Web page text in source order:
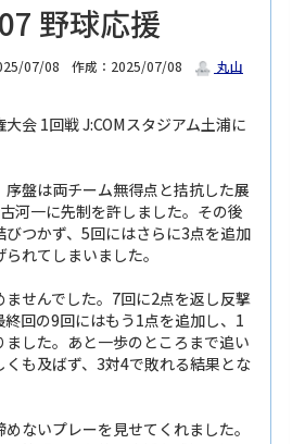
野球応援
07/08 作成：2025/07/08
丸山
会 1回戦 J:COMスタジアム土浦に
盤は両チーム無得点と拮抗した展
河一に先制を許しました。その後
びつかず、5回にはさらに3点を追加
れてしまいました。
ませんでした。7回に2点を返し反撃
終回の9回にはもう1点を追加し、1
ました。あと一歩のところまで追い
くも及ばず、3対4で敗れる結果とな
ないプレーを見せてくれました。